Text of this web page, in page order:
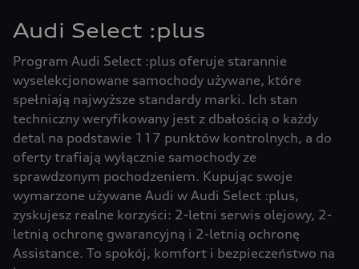
Audi Select :plus
Program Audi Select :plus oferuje starannie
wyselekcjonowane samochody używane, które
spełniają najwyższe standardy marki. Ich stan
techniczny weryfikowany jest z dbałością o każdy
detal na podstawie 117 punktów kontrolnych, a do
oferty trafiają wyłącznie samochody ze
sprawdzonym pochodzeniem. Kupując swoje
wymarzone używane Audi w Audi Select :plus,
zyskujesz realne korzyści: 2-letni serwis olejowy, 2-
letnią ochronę gwarancyjną i 2-letnią ochronę
Assistance. To spokój, komfort i bezpieczeństwo na